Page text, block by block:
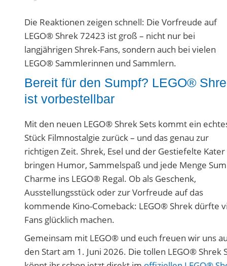
Die Reaktionen zeigen schnell: Die Vorfreude auf
LEGO® Shrek 72423 ist groß – nicht nur bei
langjährigen Shrek-Fans, sondern auch bei vielen
LEGO® Sammlerinnen und Sammlern.
Bereit für den Sumpf? LEGO®
ist vorbestellbar
Mit den neuen LEGO® Shrek Sets kommt ein
Stück Filmnostalgie zurück – und das genau zur
richtigen Zeit. Shrek, Esel und der Gestiefelte Kater
bringen Humor, Sammelspaß und jede Menge
Charme ins LEGO® Regal. Ob als Geschenk,
Ausstellungsstück oder zur Vorfreude auf das
kommende Kino-Comeback: LEGO® Shrek dürfte
Fans glücklich machen.
Gemeinsam mit LEGO® und euch freuen wir uns
den Start am 1. Juni 2026. Die tollen LEGO® Shrek